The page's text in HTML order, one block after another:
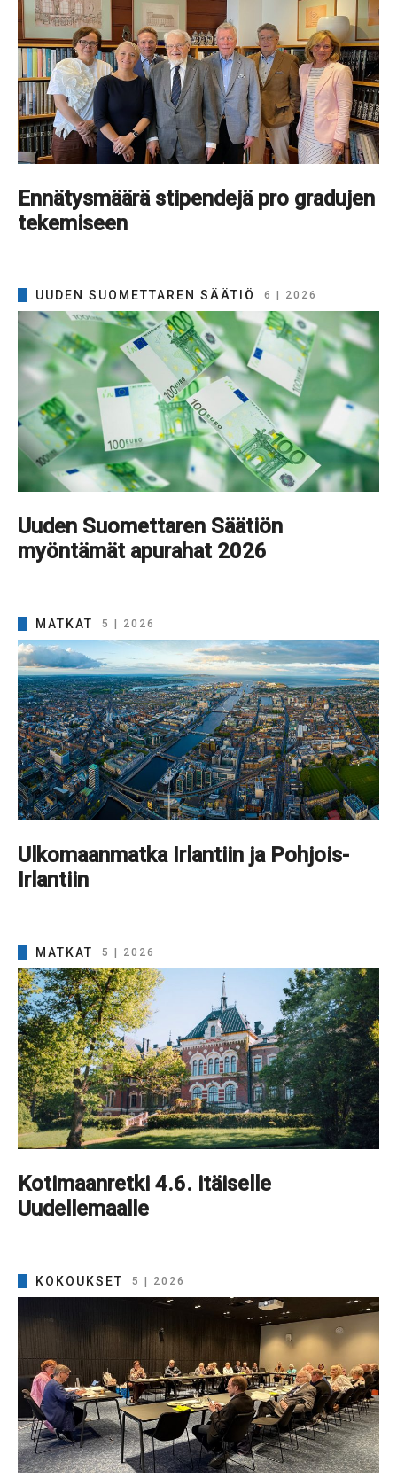
Ennätysmäärä stipendejä pro gradujen
tekemiseen
UUDEN SUOMETTAREN SÄÄTIÖ 6 | 2026
Uuden Suomettaren Säätiön
myöntämät apurahat 2026
MATKAT 5 | 2026
Ulkomaanmatka Irlantiin ja Pohjois-
Irlantiin
MATKAT 5 | 2026
Kotimaanretki 4.6. itäiselle
Uudellemaalle
KOKOUKSET 5 | 2026